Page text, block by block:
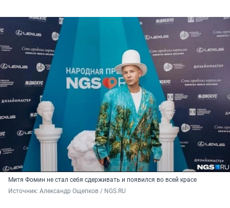
Митя Фомин не стал себя сдерживать и появился во всей красе
Источник: Александр Ощепков / NGS.RU